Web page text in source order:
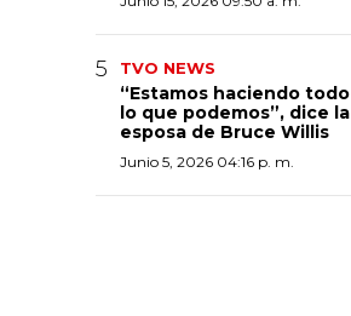
TVO NEWS
“Estamos haciendo todo
lo que podemos”, dice la
esposa de Bruce Willis
Junio 5, 2026 04:16 p. m.